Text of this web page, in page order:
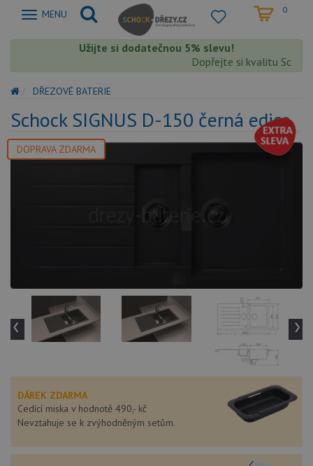
Zobrazit
MENU 0
Užijte si dodatečnou 5% slevu!
Dopřejte si kvalitu
DŘEZOVÉ BATERIE
Schock SIGNUS D-150 černá edice
DOPRAVA ZDARMA
‹ ›
DÁREK ZDARMA
Cedící miska v hodnotě 490,- kč
Nevztahuje se k zvýhodněným setům.